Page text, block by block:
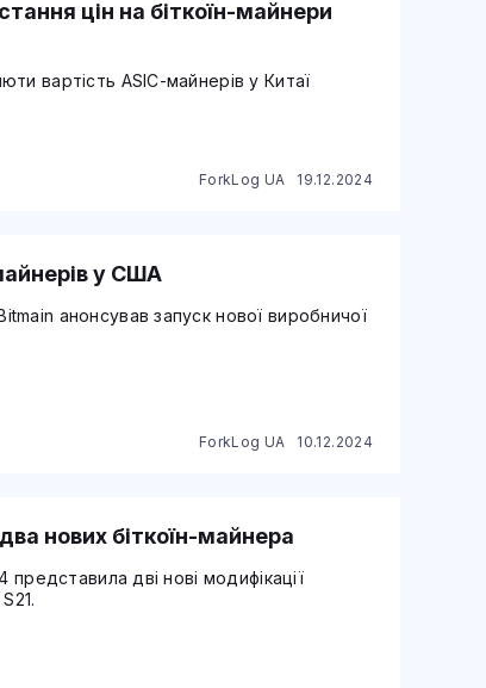
цін на біткоїн-майнери
вартість ASIC-майнерів у Китаї
ForkLog UA 19.12.2024
у США
анонсував запуск нової виробничої
ForkLog UA 10.12.2024
нових біткоїн-майнера
дві нові модифікації